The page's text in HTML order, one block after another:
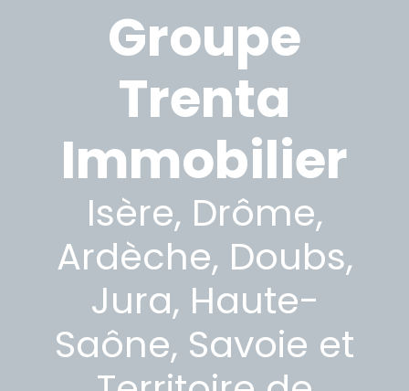
Groupe
Trenta
Immobilier
Isère, Drôme,
Ardèche, Doubs,
Jura, Haute-
Saône, Savoie et